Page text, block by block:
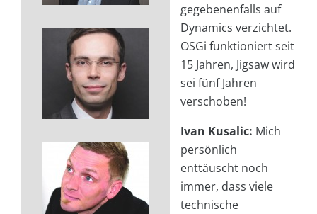
gegebenenfalls auf
Dynamics verzichtet.
OSGi funktioniert seit
15 Jahren, Jigsaw wird
sei fünf Jahren
verschoben!
Ivan Kusalic: Mich
persönlich
enttäuscht noch
immer, dass viele
technische